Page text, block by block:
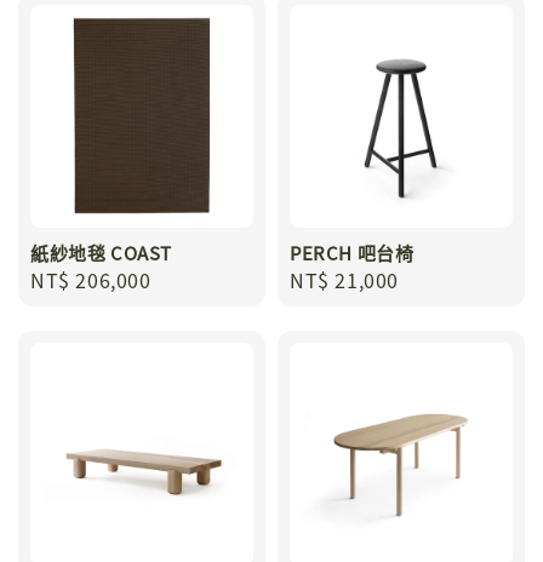
紙紗地毯 COAST
Regular
NT$ 206,000
PERCH 吧台椅
Regular
NT$ 21,000